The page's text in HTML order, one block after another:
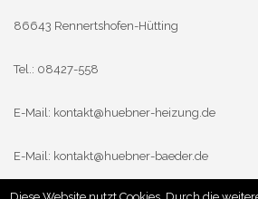
86643 Rennertshofen-Hütting
Tel.: 08427-558
E-Mail: kontakt@huebner-heizung.de
E-Mail: kontakt@huebner-baeder.de